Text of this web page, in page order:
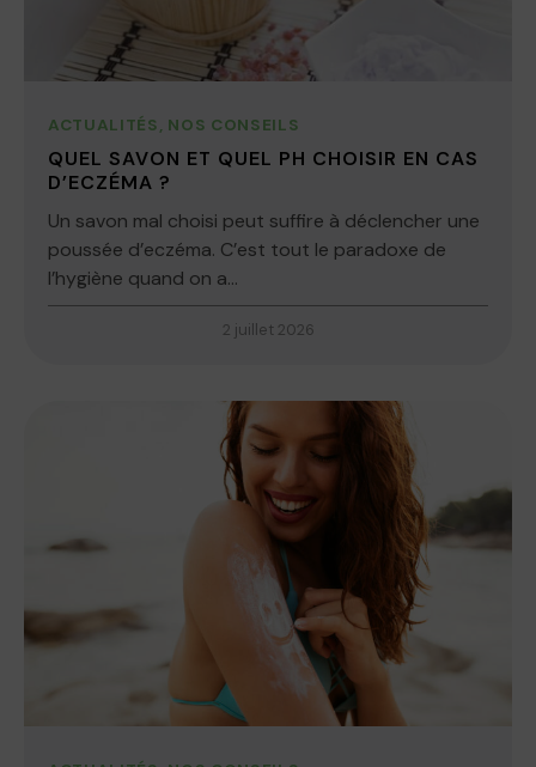
ACTUALITÉS, NOS CONSEILS
QUEL SAVON ET QUEL PH CHOISIR EN CAS
D’ECZÉMA ?
Un savon mal choisi peut suffire à déclencher une
poussée d’eczéma. C’est tout le paradoxe de
l’hygiène quand on a...
2 juillet 2026